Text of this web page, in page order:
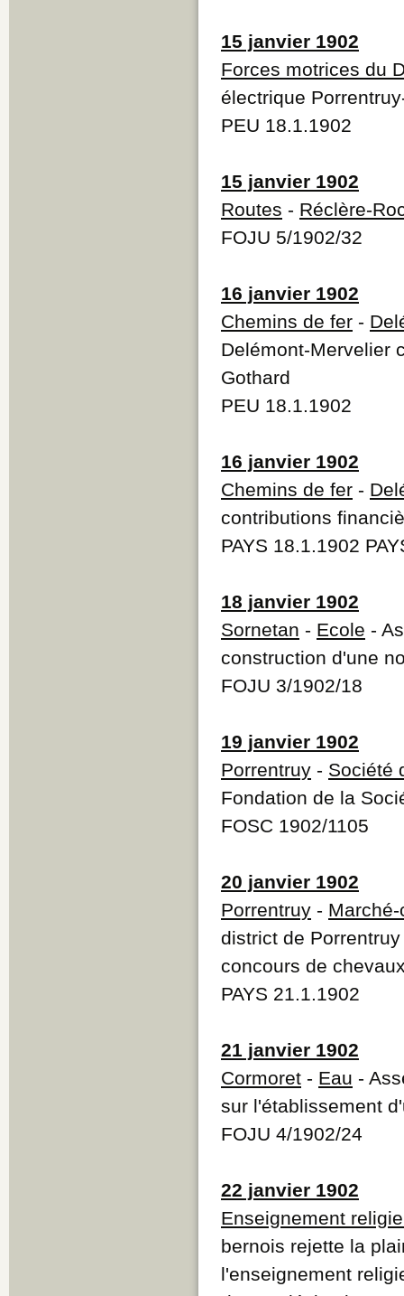
15 janvier 1902
Forces motrices du
électrique
PEU 18.1.1902
15 janvier 1902
Routes - Réclère-
FOJU 5/1902/32
16 janvier 1902
Chemins de fer -
Delémont-Mervelier
Gothard
PEU 18.1.1902
16 janvier 1902
Chemins de fer -
contributions
PAYS 18.1.1902
18 janvier 1902
Sornetan - Ecole -
construction d'une
FOJU 3/1902/18
19 janvier 1902
Porrentruy - Société
Fondation de la
FOSC 1902/1105
20 janvier 1902
Porrentruy -
district de
concours de
PAYS 21.1.1902
21 janvier 1902
Cormoret - Eau -
sur l'établissement
FOJU 4/1902/24
22 janvier 1902
Enseignement
bernois rejette la
l'enseignement